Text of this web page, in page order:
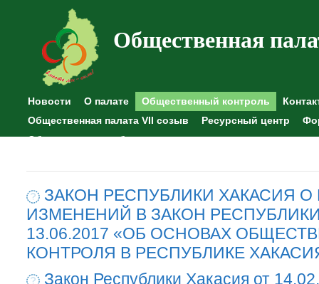
Общественная
Новости О палате Общественный контроль
Общественная палата VII созыв
Ресурсный центр
Общественные наблюдения
ЗАКОН РЕСПУБЛИКИ ХАКАСИЯ
ИЗМЕНЕНИЙ В ЗАКОН
13.06.2017 «ОБ ОСНОВАХ
КОНТРОЛЯ В РЕСПУБЛИКЕ
Закон Республики Хакасия от